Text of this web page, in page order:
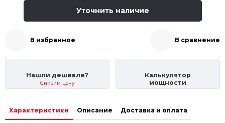
Уточнить наличие
В избранное В сравнение
Нашли дешевле?
Снизим цену
Калькулятор
мощности
Характеристики Описание Доставка и оплата